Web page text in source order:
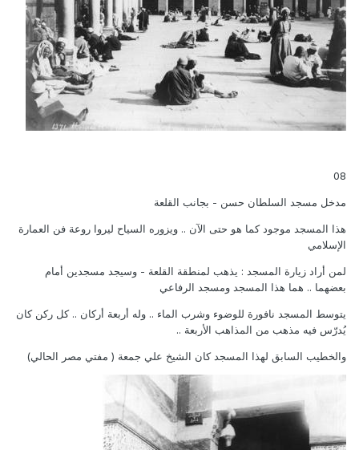
08
مدخل مسجد السلطان حسن - بجانب القلعة
هذا المسجد موجود كما هو حتى الآن .. ويزوره السياح ليروا روعة فن العمارة
الإسلامي
لمن أراد زيارة المسجد : يذهب لمنطقة القلعة - وسيجد مسجدين أمام
بعضهما .. هما هذا المسجد ومسجد الرفاعي
يتوسط المسجد نافورة للوضوء وشرب الماء .. وله أربعة أركان .. كل ركن كان
يُدرّس فيه مذهب من المذاهب الأربعة ..
والخطيب السابق لهذا المسجد كان الشيخ علي جمعة ( مفتي مصر الحالي)